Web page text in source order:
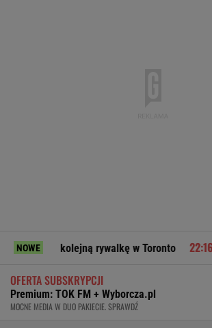
NOWE
rywalkę w Toronto Wyniki Lotto
OFERTA SUBSKRYPCJI
Premium: TOK FM + Wyborcza.pl
MOCNE MEDIA W DUO PAKIECIE. SPRAWDŹ